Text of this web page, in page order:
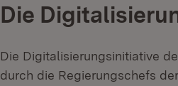
Die
Die Digitalisierungsinitiative
durch die Regierungschefs